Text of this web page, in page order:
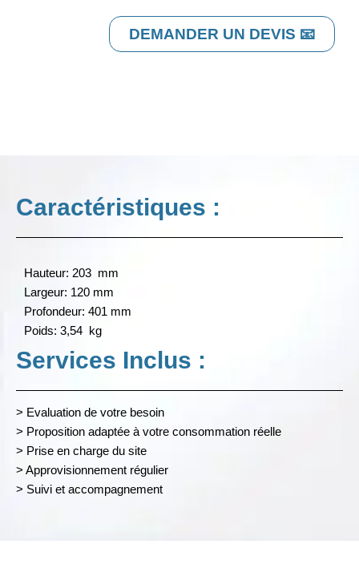
DEMANDER UN DEVIS 📧
Caractéristiques :
Hauteur: 203 mm
Largeur: 120 mm
Profondeur: 401 mm
Poids: 3,54 kg
Services Inclus :
> Evaluation de votre besoin
> Proposition adaptée à votre consommation réelle
> Prise en charge du site
> Approvisionnement régulier
> Suivi et accompagnement